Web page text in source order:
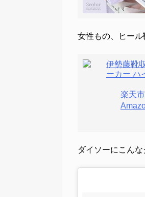
女性もの、ヒー
伊勢藤靴
ーカー ハ
楽天
ダイソーにこんな